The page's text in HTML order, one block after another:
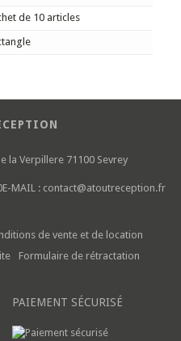
de 10 articles
la Verpillere 71100 Sevrey
E-MAIL : contact@atoutreception.fr
de vente et de location
Formulaire de rétractation
PAIEMENT SÉCURISÉ